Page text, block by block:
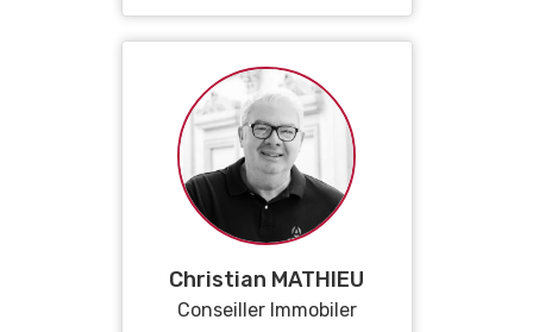
Christian MATHIEU
Conseiller Immobiler